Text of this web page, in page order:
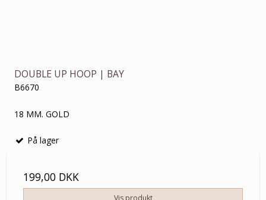
DOUBLE UP HOOP | BAY
B6670
18 MM. GOLD
På lager
199,00 DKK
Vis produkt